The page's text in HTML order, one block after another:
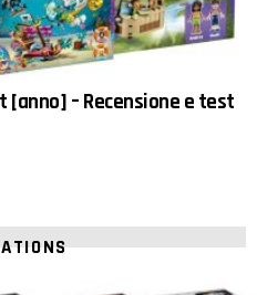
[anno] – Recensione e test